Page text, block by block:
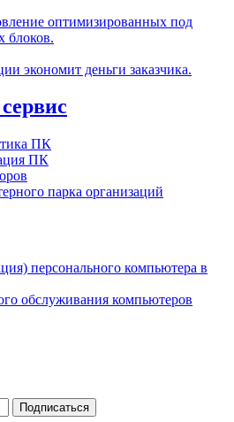
оптимизированных под
блоков.
экономит деньги заказчика.
ПК
ПК
парка организаций
персонального компьютера в
обслуживания компьютеров
Подписаться